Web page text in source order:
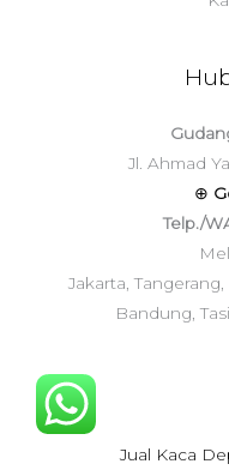
Jl. Ahmad
⊕
Telp./
Jakarta,
Bandung,
Jual Kaca